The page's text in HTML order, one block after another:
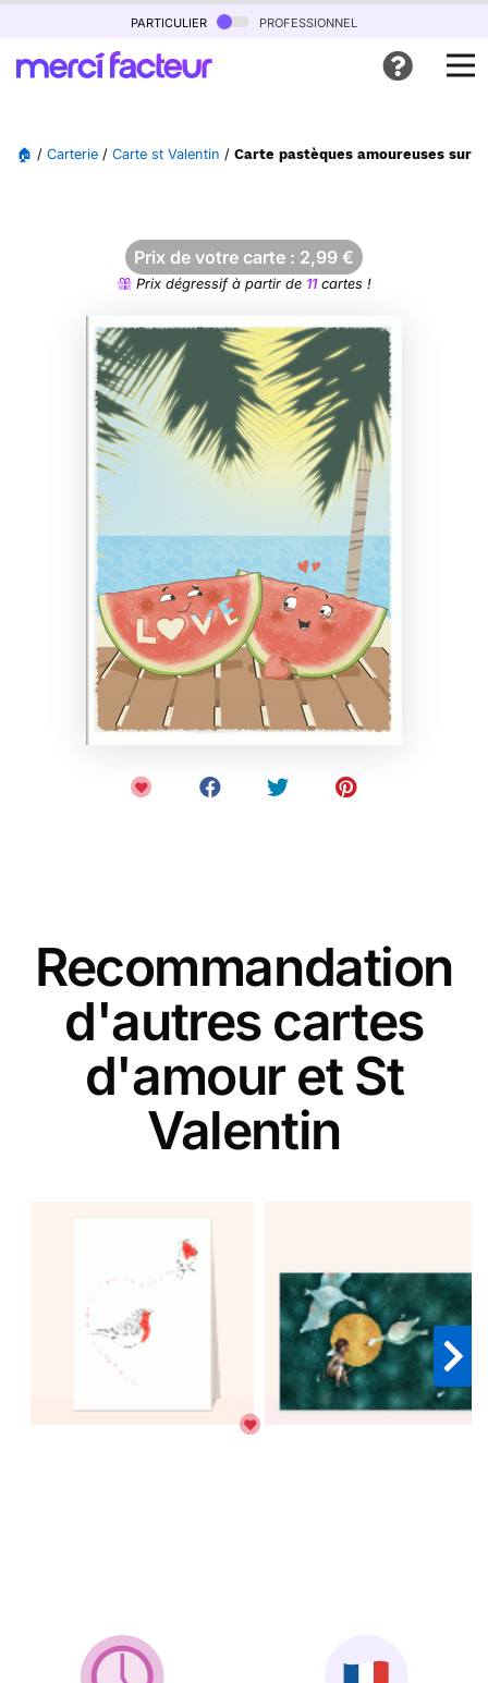
particulier professionnel
🏠 / Carterie / Carte st Valentin / Carte pastèques amoureuses sur
Prix de votre carte : 2,99 €
Prix dégressif à partir de 11cartes !
Recommandation
d'autres cartes
d'amour et St
Valentin